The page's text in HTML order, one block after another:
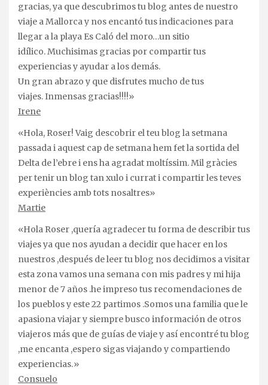
gracias, ya que descubrimos tu blog antes de nuestro
viaje a Mallorca y nos encantó tus indicaciones para
llegar a la playa Es Caló del moro…un sitio
idílico. Muchisimas gracias por compartir tus
experiencias y ayudar a los demás.
Un gran abrazo y que disfrutes mucho de tus
viajes. Inmensas gracias!!!!»
Irene
«Hola, Roser! Vaig descobrir el teu blog la setmana
passada i aquest cap de setmana hem fet la sortida del
Delta de l’ebre i ens ha agradat moltíssim. Mil gràcies
per tenir un blog tan xulo i currat i compartir les teves
experiències amb tots nosaltres»
Martie
«Hola Roser ,quería agradecer tu forma de describir tus
viajes ya que nos ayudan a decidir que hacer en los
nuestros ,después de leer tu blog nos decidimos a visitar
esta zona vamos una semana con mis padres y mi hija
menor de 7 años .he impreso tus recomendaciones de
los pueblos y este 22 partimos .Somos una familia que le
apasiona viajar y siempre busco información de otros
viajeros más que de guías de viaje y así encontré tu blog
,me encanta ,espero sigas viajando y compartiendo
experiencias.»
Consuelo